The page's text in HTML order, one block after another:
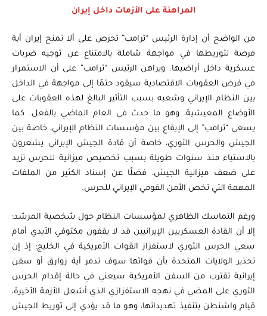
المراهنة على الأزمات داخل إيران
من الواضح أن إدارة الرئيس “ترامب” تحرص على ألا تمنح إيران أية
فرصة لتوريطها في مواجهة شاملة بالامتناع عن توجيه ضربات
عسكرية داخل أراضيها. ويراهن الرئيس “ترامب” على أن الاستمرار
في فرض العقوبات الاقتصادية سيقود حتمًا إلى مواجهة في الداخل
بين النظام الإيراني وشعبه بسبب التأثير البالغ لهذه العقوبات على
الأوضاع المعيشية، وهو ما حدث في العام الماضي بالفعل. كما
يسعى “ترامب” إلى الإيقاع بين مؤسسات النظام الإيراني، خاصة بين
الجيش والحرس الثوري، خاصة أن قادة الجيش الإيراني يشعرون
بالاستياء منذ سنوات طويلة بسبب تخصيص ميزانية للحرس تزيد
على ضعف ميزانية الجيش، فضلًا عن إسناد الكثير من الملفات
المهمة التي تخص الأمن القومي الإيراني للحرس.
ورغم التماسك الظاهري لمؤسسات النظام حول شخصية المرشد؛
إلا أن القادة العسكريين الإيرانيين قد لا يقفون مكتوفي الأيدي أمام
سعي الحرس الثوري لاستفزاز القوات الأمريكية في الخليج؛ إذ إن
تحذير الولايات المتحدة بأن قواتها سوف تدمر أية زوارق أو سفن
إيرانية تقترب من السفن الأمريكية سيعني في حالة إقدام الحرس
الثوري على المضي في نهجه الاستفزازي الذي أشعل الأزمة الأخيرة،
قيام واشنطن بتنفيذ تهديداتها، وهو ما قد يؤدي إلى توريط الجيش